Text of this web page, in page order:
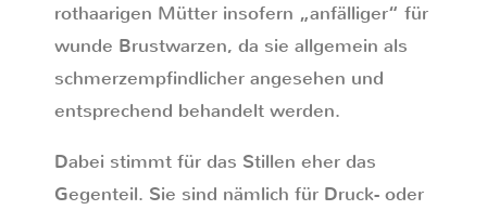
rothaarigen Mütter insofern „anfälliger“ für
wunde Brustwarzen, da sie allgemein als
schmerzempfindlicher angesehen und
entsprechend behandelt werden.
Dabei stimmt für das Stillen eher das
Gegenteil. Sie sind nämlich für Druck- oder